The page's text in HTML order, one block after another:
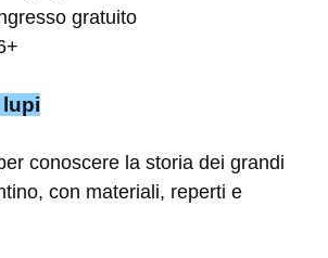
gratuito
lupi
conoscere la storia dei grandi
con materiali, reperti e